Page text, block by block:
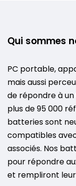
Qui sommes
PC portable,
mais aussi
de répondre à
plus de 95 000
batteries sont
compatibles
associés. Nos
pour répondre
et rempliront